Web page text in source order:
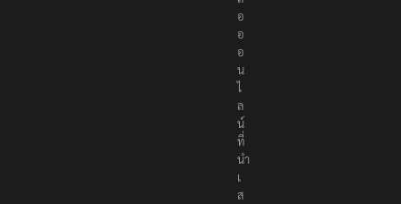
อ
อ
อ
น
ไ
ล
น์
ที่
นำ
เ
ส